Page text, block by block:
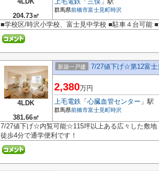
204.73㎡
群馬県前橋市富士見町時沢
■学校区/時沢小学校、富士見中学校 ■駐車４台可能
4LDK
381.66㎡
新築一戸建 7/27値下げ☆第12富
2,380万円
上毛電鉄 「 心臓血管センター 」駅
群馬県前橋市富士見町時沢
7/27値下げ☆内覧可能☆115坪以上ある広々した敷地
徒歩4分で通学便利です！